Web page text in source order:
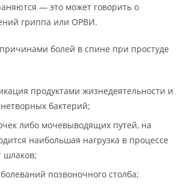
— это может говорить о
гриппа или ОРВИ.
болей в спине при простуде
продуктами жизнедеятельности и
бактерий;
либо мочевыводящих путей, на
наибольшая нагрузка в процессе
шлаков;
позвоночного столба;